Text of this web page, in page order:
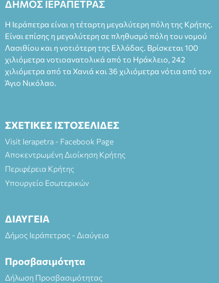
Φεδερίκο. Σκηνοθεσία: Βαγγέλης Θεοδωρόπουλος Είσοδος: :
άνω των 65 Προπώληση: Βιβλιοπωλείο Πάπυρος (Πλατεία
Πλαστήρα), E&G Mini market (Δημοκρατίας 39 Ιεράπετρα)
και στο more.com Χώρος: 3ο Γυμνάσιο Ιεράπετρας
(Είσοδος ΕΠΑ.Λ.) Έναρξη 21:15 Οργάνωση: ΚΝΩΣΟΣ
ΘΕΑΤΡΙΚΕΣ ΠΑΡΑΓΩΓΕΣ ΕΕ
ΔΗΜΟΣ ΙΕΡΑΠΕΤΡΑΣ
Η Ιεράπετρα είναι η τέταρτη μεγαλύτερη πόλη της Κρήτης.
Είναι επίσης η μεγαλύτερη σε πληθυσμό πόλη του νομού
Λασιθίου και η νοτιότερη της Ελλάδας. Βρίσκεται 100
χιλιόμετρα νοτιοανατολικά από το Ηράκλειο, 242
χιλιόμετρα από τα Χανιά και 36 χιλιόμετρα νότια από τον
Άγιο Νικόλαο.
ΣΧΕΤΙΚΕΣ ΙΣΤΟΣΕΛΙΔΕΣ
Visit Ierapetra - Facebook Page
Αποκεντρωμένη Διοίκηση Κρήτης
Περιφέρεια Κρήτης
Υπουργείο Εσωτερικών
ΔΙΑΥΓΕΙΑ
Δήμος Ιεράπετρας - Διαύγεια
Προσβασιμότητα
Δήλωση Προσβασιμότητας